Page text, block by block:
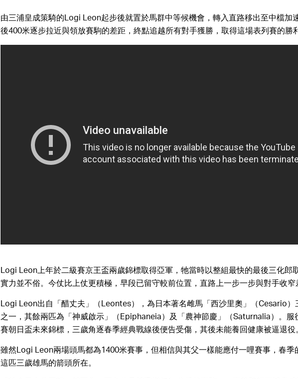
由三浦皇成策騎的Logi Leon起步後就置於馬群中等候機會，轉入直路移出至中檔加
後400米逐步拉近與領放賽駒的差距，終點追越所有對手獲勝，取得這場表列賽的勝
Logi Leon上年於二級賽京王盃兩歲錦標取得亞軍，牠當時以整組最快的最後三化郎
實力並不俗。今仗比上仗更積極，早段已留守較前位置，直路上一步一步與對手收窄
Logi Leon出自「醋丈夫」（Leontes），為日本著名雌馬「西沙里奧」（Cesario）
之一，其餘兩匹為「神威啟示」（Epiphaneia）及「農神節慶」（Saturnalia）。服
賽朝日盃未來錦標，三歲角逐春季經典戰線後便告受傷，其後未能養回健康被逼退役
雖然Logi Leon兩場頭馬都為1400米賽事，但相信與其父一樣能應付一哩賽事，春季
這匹三歲雄馬的箭頭所在。